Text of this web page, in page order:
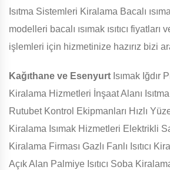
Isıtma Sistemleri Kiralama Bacalı
modelleri bacalı ısımak ısıtıcı
işlemleri için hizmetinize hazırız bizi
Kağıthane ve Esenyurt Isımak Iğdır
Kiralama Hizmetleri İnşaat Alanı
Rutubet Kontrol Ekipmanları Hızlı
Kiralama Isımak Hizmetleri Elektrikli
Kiralama Firması Gazlı Fanlı Isıtıcı
Açık Alan Palmiye Isıtıcı Soba Kiralama